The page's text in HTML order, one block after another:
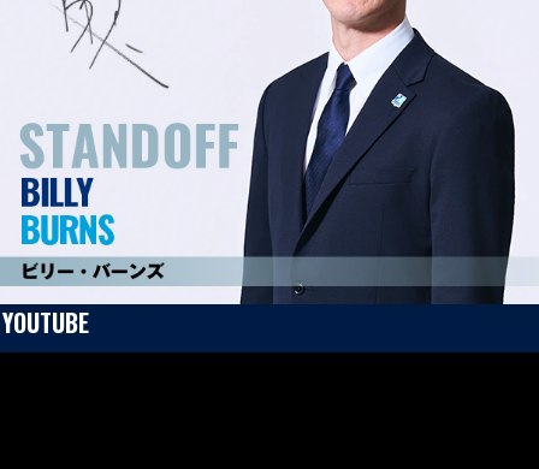
YOUTUBE
普及活動
第6戦ホストゲーム
青鮫祭り2026
第4戦ホストゲーム
第3戦ホストゲーム
第2戦ホストゲーム
チームの歴史
ホストのご案内
ファンクラブ
チケット
パートナー
パートナー一覧
パートナー募集
お問い合わせ
プライバシーポリシー